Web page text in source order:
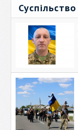
Суспільство